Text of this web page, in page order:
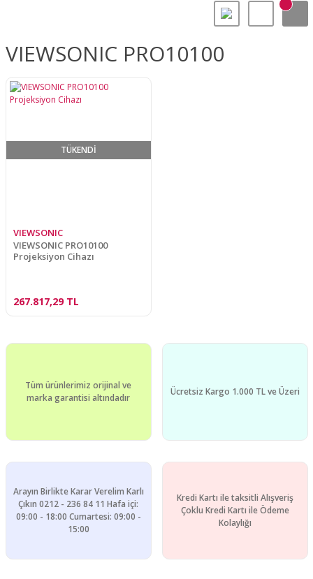
VIEWSONIC PRO10100
TÜKENDİ
VIEWSONIC
VIEWSONIC PRO10100
Projeksiyon Cihazı
267.817,29 TL
Tüm ürünlerimiz orijinal ve
marka garantisi altındadır
Ücretsiz Kargo 1.000 TL ve Üzeri
Arayın Birlikte Karar Verelim Karlı
Çıkın 0212 - 236 84 11 Hafa içi:
09:00 - 18:00 Cumartesi: 09:00 -
15:00
Kredi Kartı ile taksitli Alışveriş
Çoklu Kredi Kartı ile Ödeme
Kolaylığı